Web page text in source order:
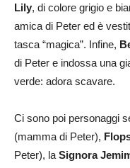
Lily, di colore grigio e
amica di Peter ed è
tasca “magica”. Infine,
di Peter e indossa una
verde: adora scavare.
Ci sono poi personaggi
(mamma di Peter),
Peter), la Signora